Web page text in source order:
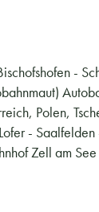
-
Polen,
-
Zell am